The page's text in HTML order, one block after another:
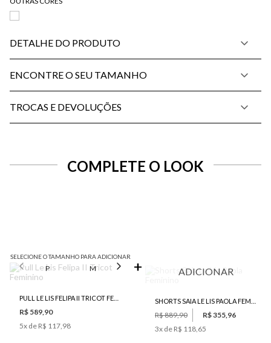
DETALHE DO PRODUTO
ENCONTRE O SEU TAMANHO
TROCAS E DEVOLUÇÕES
COMPLETE O LOOK
SELECIONE O TAMANHO PARA ADICIONAR
P M G GG
R$ 589,90
5x de R$ 117,98
ADICIONAR
R$ 889,90
R$ 355,96
3x de R$ 118,65